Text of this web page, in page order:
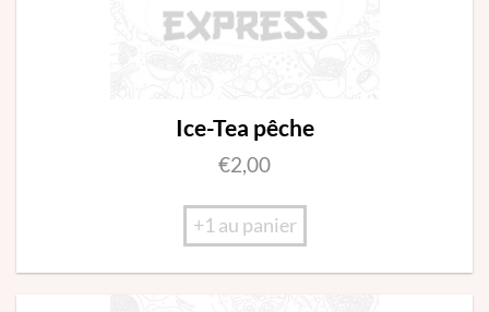
Ice-Tea pêche
€2,00
+1 au panier